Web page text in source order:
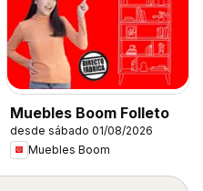
Muebles Boom Folleto
desde sábado 01/08/2026
Muebles Boom